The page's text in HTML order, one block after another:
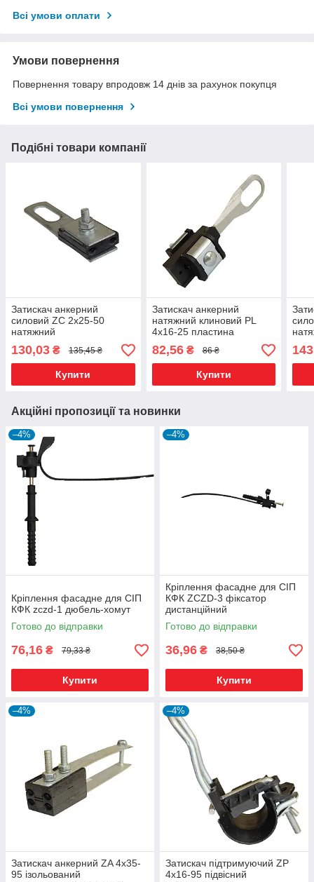
Всі умови оплати
Умови повернення
Повернення товару впродовж 14 днів за рахунок покупця
Всі умови повернення
Подібні товари компанії
Затискач анкерний
силовий ZC 2х25-50
натяжний
130,03 ₴ 135,45 ₴
Купити
Затискач анкерний
натяжний клиновий PL
4х16-25 пластина
82,56₴ 86 ₴
Купити
Акційні пропозиції та новинки
–4%
Кріплення фасадне для СІП
КФК zczd-1 дюбель-хомут
Готово до відправки
76,16 ₴ 79,33 ₴
Купити
–4%
Кріплення фасадне для СІП
КФК ZCZD-3 фіксатор
дистанційний
Готово до відправки
36,96 ₴ 38,50 ₴
Купити
–4%
Затискач анкерний ZA 4х35-
95 ізольований
–4%
Затискач підтримуючий ZP
4х16-95 підвісний